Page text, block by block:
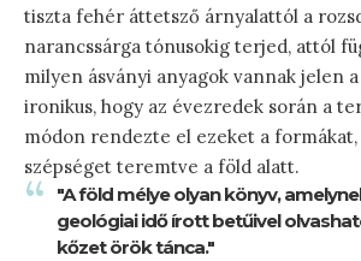
tiszta fehér áttetsző árnyalattól a
narancssárga tónusokig terjed, attól
milyen ásványi anyagok vannak jelen
ironikus, hogy az évezredek során a
módon rendezte el ezeket a
szépséget teremtve a föld alatt.
"A föld mélye olyan könyv,
geológiai idő írott betűivel
kőzet örök tánca."